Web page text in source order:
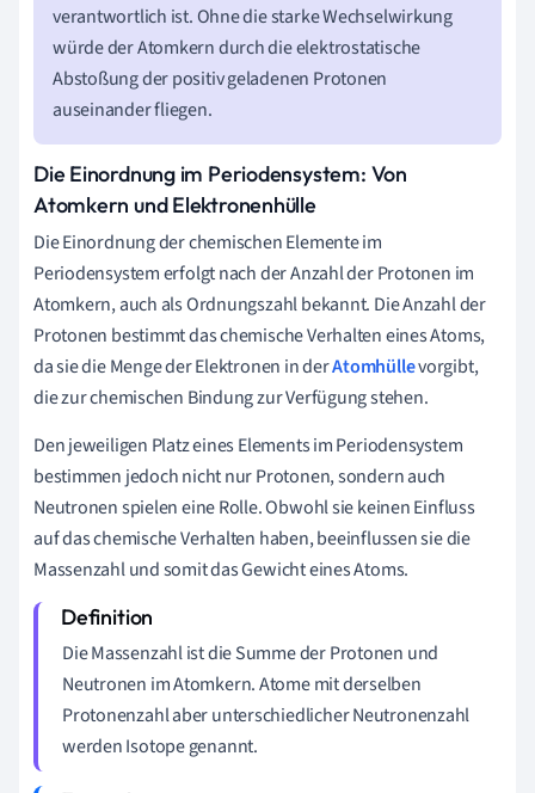
verantwortlich ist. Ohne die starke Wechselwirkung
würde der Atomkern durch die elektrostatische
Abstoßung der positiv geladenen Protonen
auseinander fliegen.
Die Einordnung im Periodensystem: Von
Atomkern und Elektronenhülle
Die Einordnung der chemischen Elemente im
Periodensystem erfolgt nach der Anzahl der Protonen im
Atomkern, auch als Ordnungszahl bekannt. Die Anzahl der
Protonen bestimmt das chemische Verhalten eines Atoms,
da sie die Menge der Elektronen in derAtomhüllevorgibt,
die zur chemischen Bindung zur Verfügung stehen.
Den jeweiligen Platz eines Elements im Periodensystem
bestimmen jedoch nicht nur Protonen, sondern auch
Neutronen spielen eine Rolle. Obwohl sie keinen Einfluss
auf das chemische Verhalten haben, beeinflussen sie die
Massenzahl und somit das Gewicht eines Atoms.
Die Massenzahl ist die Summe der Protonen und
Neutronen im Atomkern. Atome mit derselben
Protonenzahl aber unterschiedlicher Neutronenzahl
werden Isotope genannt.